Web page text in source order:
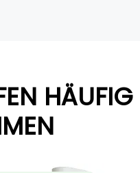
HÄUFIG